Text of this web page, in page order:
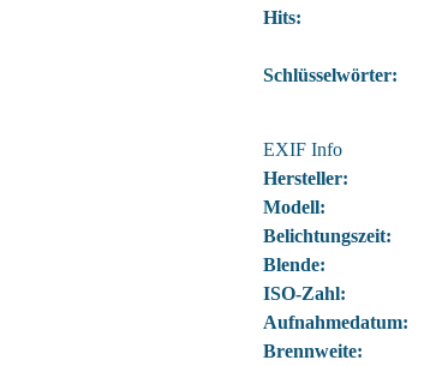
Hits:
Schlüsselwörter:
EXIF Info
Hersteller:
Modell:
Belichtungszeit:
Blende:
ISO-Zahl:
Aufnahmedatum:
Brennweite: